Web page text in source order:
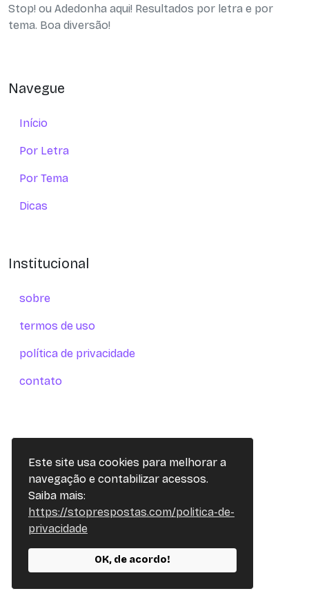
Este site usa cookies para melhorar a
navegação e contabilizar acessos.
Saiba mais:
https://stoprespostas.com/politica-de-
privacidade
OK, de acordo!
Stop! ou Adedonha aqui! Resultados por letra e por
tema. Boa diversão!
Navegue
Início
Por Letra
Por Tema
Dicas
Institucional
sobre
termos de uso
política de privacidade
contato